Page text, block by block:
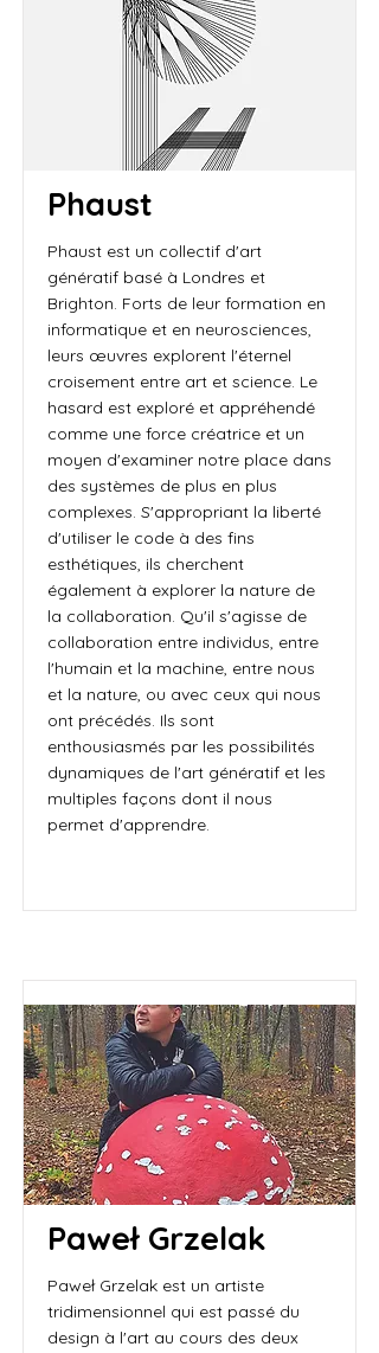
Phaust
Phaust est un collectif d'art
génératif basé à Londres et
Brighton. Forts de leur formation en
informatique et en neurosciences,
leurs œuvres explorent l'éternel
croisement entre art et science. Le
hasard est exploré et appréhendé
comme une force créatrice et un
moyen d'examiner notre place dans
des systèmes de plus en plus
complexes. S'appropriant la liberté
d'utiliser le code à des fins
esthétiques, ils cherchent
également à explorer la nature de
la collaboration. Qu'il s'agisse de
collaboration entre individus, entre
l'humain et la machine, entre nous
et la nature, ou avec ceux qui nous
ont précédés. Ils sont
enthousiasmés par les possibilités
dynamiques de l'art génératif et les
multiples façons dont il nous
permet d'apprendre.
Paweł Grzelak
Paweł Grzelak est un artiste
tridimensionnel qui est passé du
design à l'art au cours des deux